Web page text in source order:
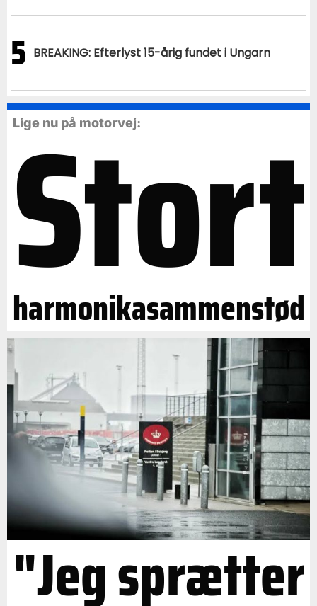
5 BREAKING: Efterlyst 15-årig fundet i Ungarn
Lige nu på motorvej:
Stort
harmonikasammenstød
"Jeg sprætter